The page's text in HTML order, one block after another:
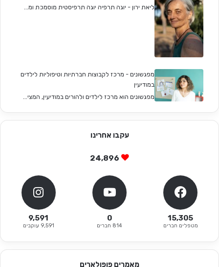
ליאת ירון - יוגה תרפיה יוגה תרפיסטית מוסמכת ומ...
מפגשונים - מרכז לקבוצות חברתיות וטיפוליות לילדים
במודיעין
מפגשונים הוא מרכז לילדים ולהורים במודיעין, המצי...
עקבו אחרינו
24,896
15,305
מטפלים חברים
0
814 חברים
9,591
9,591 עוקבים
מאמרים פופולארים